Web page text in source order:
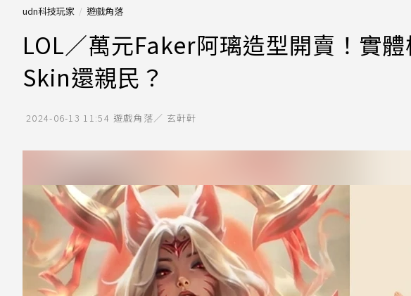
udn科技玩家 遊戲角落
LOL／萬元Faker阿璃造型開賣！實
Skin還親民？
2024-06-13 11:54 遊戲角落／ 玄軒軒